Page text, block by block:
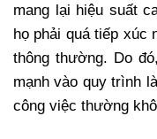
mang lại hiệu suất
họ phải quá tiếp xúc
thông thường. Do
mạnh vào quy trình
công việc thường